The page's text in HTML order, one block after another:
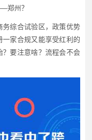
郑州？
综合试验区，政策优势
家合规又能享受红利的
？要注意啥？流程会不会